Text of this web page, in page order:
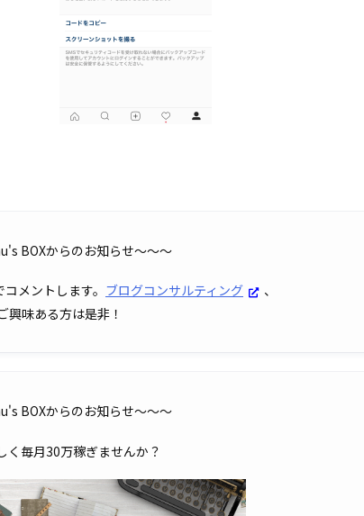
BOXからのお知らせ〜〜〜
メントします。 ブログコンサルティング
、
興味ある方は是非！
BOXからのお知らせ〜〜〜
く毎月30万稼ぎませんか？